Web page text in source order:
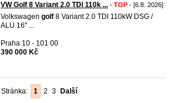
VW Golf 8 Variant 2.0 TDI 110k ... - TOP - [6.8. 2026]
Volkswagen golf 8 Variant 2.0 TDI 110kW DSG /
ALU 16'' ...
Praha 10 - 101 00
390 000 Kč
Stránka: 1 2 3 Další